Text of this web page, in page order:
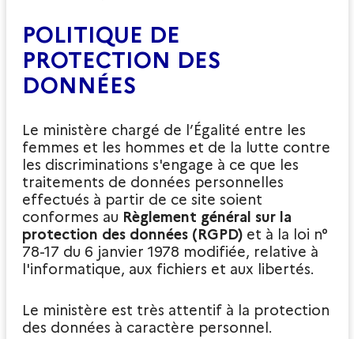
POLITIQUE DE
PROTECTION DES
DONNÉES
Le ministère chargé de l’Égalité entre les
femmes et les hommes et de la lutte contre
les discriminations s'engage à ce que les
traitements de données personnelles
effectués à partir de ce site soient
conformes au Règlement général sur la
protection des données (RGPD)et à la loi n°
78-17 du 6 janvier 1978 modifiée, relative à
l'informatique, aux fichiers et aux libertés.
Le ministère est très attentif à la protection
des données à caractère personnel.